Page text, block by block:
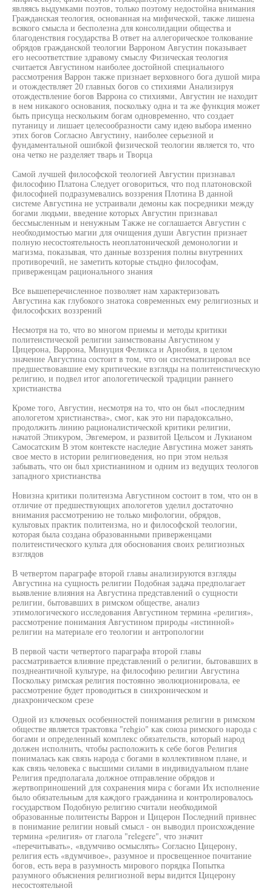
являясь выдумками поэтов, только поэтому недостойна внимания
Гражданская теология, основанная на мифической, также лишена
всякого смысла и бесполезна для консолидации общества и
благоденствия государства В ответ на аллегорическое толкование
обрядов гражданской теологии Варроном Августин показывает
его несоответствие здравому смыслу Физическая теология
считается Августином наиболее достойной специального
рассмотрения Варрон также признает верховного бога душой мира
и отождествляет 20 главных богов со стихиями Анализируя
отождествление богов Варрона со стихиями, Августин не находит
в нем никакого основания, поскольку одна и та же функция может
быть присуща нескольким богам одновременно, что создает
путаницу и лишает целесообразности саму идею выбора именно
этих богов Согласно Августину, наиболее серьезной и
фундаментальной ошибкой физической теологии является то, что
она четко не разделяет тварь и Творца
Самой лучшей философской теологией Августин признавал
философию Платона Следует оговориться, что под платоновской
философией подразумевались воззрения Плотина В данной
системе Августина не устраивали демоны как посредники между
богами людьми, введение которых Августин признавал
бессмысленным и ненужным Также не соглашается Августин с
необходимостью магии для очищения души Августин признает
полную несостоятельность неоплатонической демонологии и
магизма, показывая, что данные воззрения полны внутренних
противоречий, не заметить которые стыдно философам,
приверженцам рационального знания
Все вышеперечисленное позволяет нам характеризовать
Августина как глубокого знатока современных ему религиозных и
философских воззрений
Несмотря на то, что во многом приемы и методы критики
политеистической религии заимствованы Августином у
Цицерона, Варрона, Минуция Феликса и Арнобия, в целом
значение Августина состоит в том, что он систематизировал все
предшествовавшие ему критические взгляды на политеистическую
религию, и подвел итог апологетической традиции раннего
христианства
Кроме того, Августин, несмотря на то, что он был «последним
апологетом христианства», смог, как это ни парадоксально,
продолжить линию рационалистической критики религии,
начатой Эпикуром, Эвгемером, и развитой Цельсом и Лукианом
Самосатским В этом контексте наследие Августина может занять
свое место в истории религиоведения, но при этом нельзя
забывать, что он был христианином и одним из ведущих теологов
западного христианства
Новизна критики политеизма Августином состоит в том, что он в
отличие от предшествующих апологетов уделил достаточно
внимания рассмотрению не только мифологии, обрядов,
культовых практик политеизма, но и философской теологии,
которая была создана образованными приверженцами
политеистического культа для обоснования своих религиозных
взглядов
В четвертом параграфе второй главы анализируются взгляды
Августина на сущность религии Подобная задача предполагает
выявление влияния на Августина представлений о сущности
религии, бытовавших в римском обществе, анализ
этимологического исследования Августином термина «религия»,
рассмотрение понимания Августином природы «истинной»
религии на материале его теологии и антропологии
В первой части четвертого параграфа второй главы
рассматривается влияние представлений о религии, бытовавших в
позднеантичной культуре, на философию религии Августина
Поскольку римская религия постоянно эволюционировала, ее
рассмотрение будет проводиться в синхроническом и
диахроническом срезе
Одной из ключевых особенностей понимания религии в римском
обществе является трактовка "rehgio" как союза римского народа с
богами и определенный комплекс обязательств, который народ
должен исполнить, чтобы расположить к себе богов Религия
понималась как связь народа с богами в коллективном плане, и
как связь человека с высшими силами в индивидуальном плане
Религия предполагала должное отправление обрядов и
жертвоприношений для сохранения мира с богами Их исполнение
было обязательным для каждого гражданина и контролировалось
государством Подобную религию считали необходимой
образованные политеисты Варрон и Цицерон Последний привнес
в понимание религии новый смысл - он выводил происхождение
термина «религия» от глагола "relegere", что значит
«перечитывать», «вдумчиво осмыслять» Согласно Цицерону,
религия есть «вдумчивое», разумное и просвещенное почитание
богов, есть вера в разумность мирового порядка Попытка
разумного объяснения религиозной веры видится Цицерону
несостоятельной